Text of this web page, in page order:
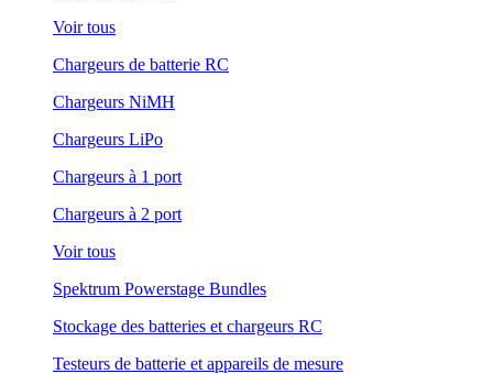
Voir tous
Chargeurs de batterie RC
Chargeurs NiMH
Chargeurs LiPo
Chargeurs à 1 port
Chargeurs à 2 port
Voir tous
Spektrum Powerstage Bundles
Stockage des batteries et chargeurs RC
Testeurs de batterie et appareils de mesure